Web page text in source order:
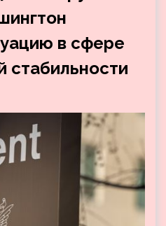
в сфере
стабильности